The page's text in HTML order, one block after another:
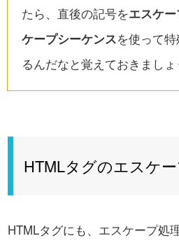
たら、直後の記号をエスケ
ケープシーケンスを使って
るんだなと覚えておきましょ
HTMLタグのエスケ
HTMLタグにも、エスケープ処